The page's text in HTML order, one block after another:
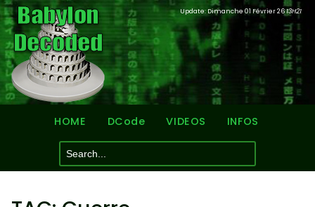
Update: Dimanche 01 Février 2613H21
HOME DCode VIDEOS INFOS